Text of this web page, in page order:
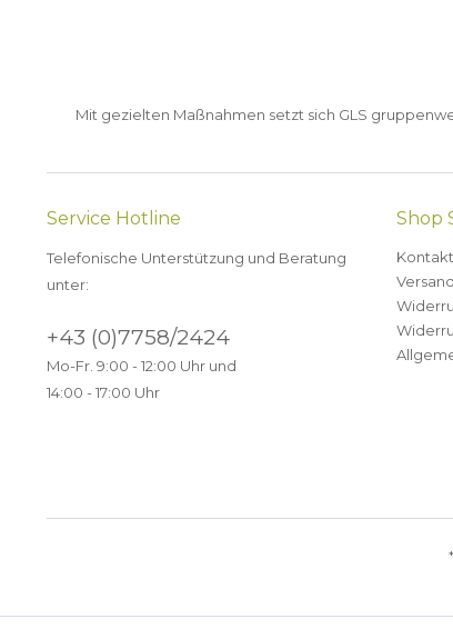
Mit gezielten Maßnahmen setzt sich GLS
Service Hotline
Telefonische Unterstützung und Beratung
unter:
+43 (0)7758/2424
Mo-Fr. 9:00 - 12:00 Uhr und
14:00 - 17:00 Uhr
Shop
Kontakt